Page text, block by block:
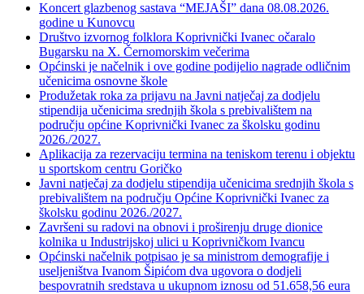
Koncert glazbenog sastava “MEJAŠI” dana 08.08.2026.
godine u Kunovcu
Društvo izvornog folklora Koprivnički Ivanec očaralo
Bugarsku na X. Černomorskim večerima
Općinski je načelnik i ove godine podijelio nagrade odličnim
učenicima osnovne škole
Produžetak roka za prijavu na Javni natječaj za dodjelu
stipendija učenicima srednjih škola s prebivalištem na
području općine Koprivnički Ivanec za školsku godinu
2026./2027.
Aplikacija za rezervaciju termina na teniskom terenu i objektu
u sportskom centru Goričko
Javni natječaj za dodjelu stipendija učenicima srednjih škola s
prebivalištem na području Općine Koprivnički Ivanec za
školsku godinu 2026./2027.
Završeni su radovi na obnovi i proširenju druge dionice
kolnika u Industrijskoj ulici u Koprivničkom Ivancu
Općinski načelnik potpisao je sa ministrom demografije i
useljeništva Ivanom Šipićom dva ugovora o dodjeli
bespovratnih sredstava u ukupnom iznosu od 51.658,56 eura